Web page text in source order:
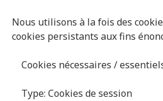
Nous utilisons à la fois des
cookies persistants aux fins
Cookies nécessaires /
Type: Cookies de session